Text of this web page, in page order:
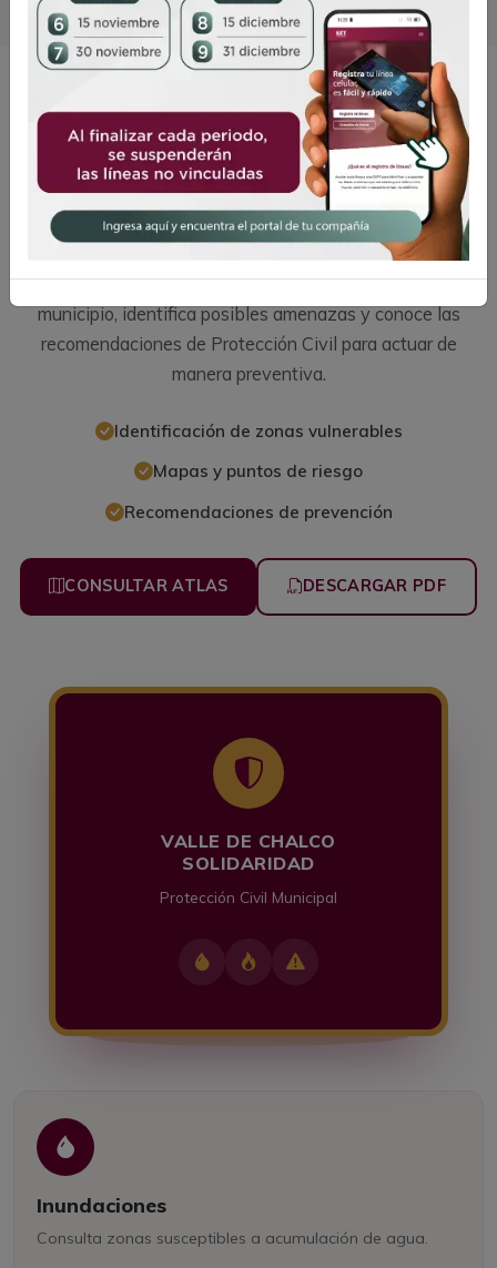
Protección Civil
Atlas Municipal
de Riesgos
Consulta información sobre las zonas de riesgo del
municipio, identifica posibles amenazas y conoce las
recomendaciones de Protección Civil para actuar de
manera preventiva.
Identificación de zonas vulnerables
Mapas y puntos de riesgo
Recomendaciones de prevención
CONSULTAR ATLAS DESCARGAR PDF
VALLE DE CHALCO
SOLIDARIDAD
Protección Civil Municipal
Inundaciones
Consulta zonas susceptibles a acumulación de agua.